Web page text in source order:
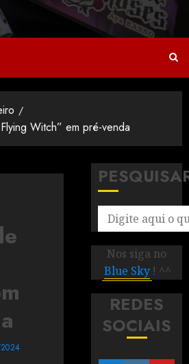
Witch” em pré-venda
Nos siga no
Blue Sky ! ^^
REDES
SOCIAIS